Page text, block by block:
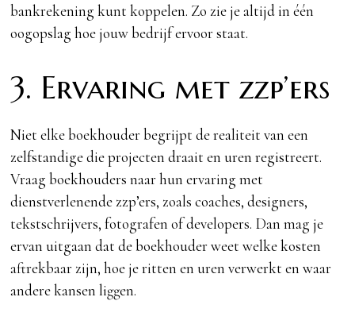
bankrekening kunt koppelen. Zo zie je altijd in één
oogopslag hoe jouw bedrijf ervoor staat.
3. Ervaring met zzp’ers
Niet elke boekhouder begrijpt de realiteit van een
zelfstandige die projecten draait en uren registreert.
Vraag boekhouders naar hun ervaring met
dienstverlenende zzp’ers, zoals coaches, designers,
tekstschrijvers, fotografen of developers. Dan mag je
ervan uitgaan dat de boekhouder weet welke kosten
aftrekbaar zijn, hoe je ritten en uren verwerkt en waar
andere kansen liggen.